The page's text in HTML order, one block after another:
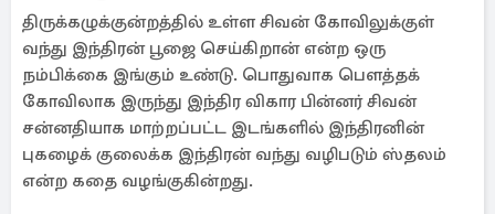
திருக்கழுக்குன்றத்தில் உள்ள சிவன் கோவிலுக்குள்
வந்து இந்திரன் பூஜை செய்கிறான் என்ற ஒரு
நம்பிக்கை இங்கும் உண்டு. பொதுவாக பௌத்தக்
கோவிலாக இருந்து இந்திர விகார பின்னர் சிவன்
சன்னதியாக மாற்றப்பட்ட இடங்களில் இந்திரனின்
புகழைக் குலைக்க இந்திரன் வந்து வழிபடும் ஸ்தலம்
என்ற கதை வழங்குகின்றது.